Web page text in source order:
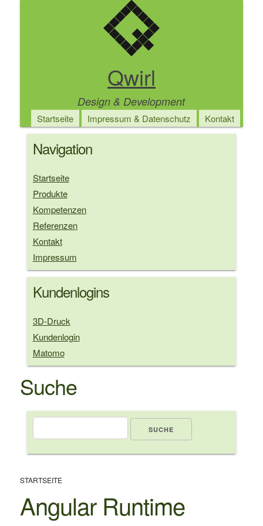
Qwirl
Design & Development
Main
navigation
Startseite Impressum & Datenschutz Kontakt
Navigation
Startseite
Produkte
Kompetenzen
Referenzen
Kontakt
Impressum
Kundenlogins
3D-Druck
Kundenlogin
Matomo
Suche
Pfadnavigation
STARTSEITE
Angular Runtime